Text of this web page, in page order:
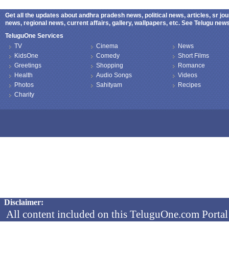
Get all the updates about andhra pradesh news, political news, articles, sr
news, regional news, current affairs, gallery, wallpapers, etc. See Telugu
TeluguOne Services
TV
KidsOne
Greetings
Health
Photos
Charity
Cinema
Comedy
Shopping
Audio Songs
Sahityam
News
Short Films
Romance
Videos
Recipes
Disclaimer:
All content included on this TeluguOne.com